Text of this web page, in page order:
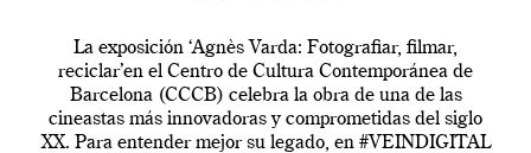
La exposición ‘Agnès Varda: Fotografiar, filmar,
reciclar’en el Centro de Cultura Contemporánea de
Barcelona (CCCB) celebra la obra de una de las
cineastas más innovadoras y comprometidas del siglo
XX. Para entender mejor su legado, en #VEINDIGITAL